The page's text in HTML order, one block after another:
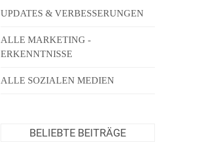
UPDATES & VERBESSERUNGEN
ALLE MARKETING -
ERKENNTNISSE
ALLE SOZIALEN MEDIEN
BELIEBTE BEITRÄGE